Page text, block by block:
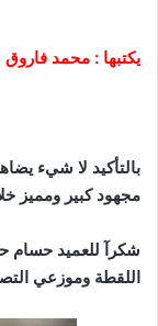
يكتبها : محمد فاروق
بالتأكيد لا شيء
مجهود كبير ومميز
شكرآ للعميد حسام
اللقطة وموزعي